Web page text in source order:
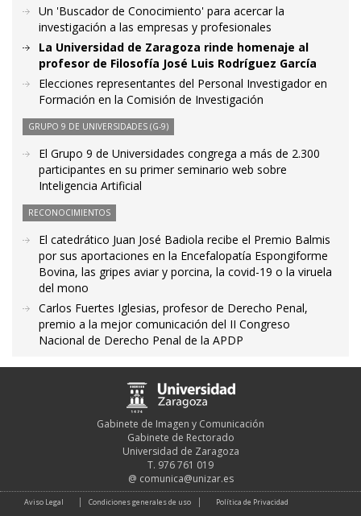
Un 'Buscador de Conocimiento' para acercar la
investigación a las empresas y profesionales
La Universidad de Zaragoza rinde homenaje al
profesor de Filosofía José Luis Rodríguez García
Elecciones representantes del Personal Investigador en
Formación en la Comisión de Investigación
GRUPO 9 DE UNIVERSIDADES (G-9)
El Grupo 9 de Universidades congrega a más de 2.300
participantes en su primer seminario web sobre
Inteligencia Artificial
RECONOCIMIENTOS
El catedrático Juan José Badiola recibe el Premio Balmis
por sus aportaciones en la Encefalopatía Espongiforme
Bovina, las gripes aviar y porcina, la covid-19 o la viruela
del mono
Carlos Fuertes Iglesias, profesor de Derecho Penal,
premio a la mejor comunicación del II Congreso
Nacional de Derecho Penal de la APDP
Gabinete de Imagen y Comunicación
Gabinete de Rectorado
Universidad de Zaragoza
T. 976 761 019
@ comunica@unizar.es
Aviso Legal Condiciones generales de uso Política de Privacidad